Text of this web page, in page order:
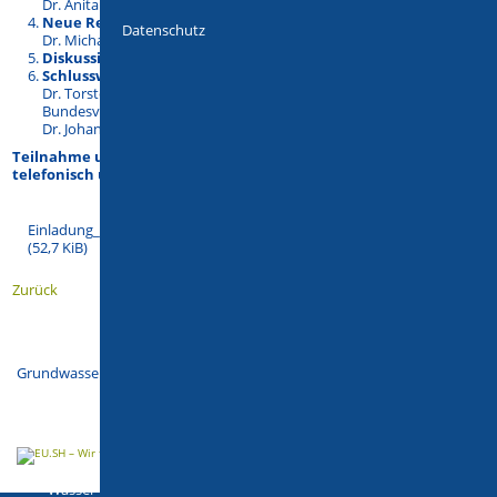
Dr. Anita Peter (MELUND)
Neue Regelungen auf Gewässerrandstreifen
Dr. Michael Trepel (MELUND)
Diskussion
Schlussworte
Dr. Torsten Birkholz (Landesgruppe Norddeutschland des
Bundesverbandes der Energie- und Wasserwirtschaft) und
Dr. Johannes Oelerich (MELUND)
Teilnahme unter https://us02web.zoom.us/89103734325 oder
telefonisch unter +49 69 71049922
Einladung_Winterveranstaltung_Allianz_Gewaesserschutz.pdf
(52,7 KiB)
Zurück
Grundwasser-schonend wirtschaften:
Wasser
Datenschutz